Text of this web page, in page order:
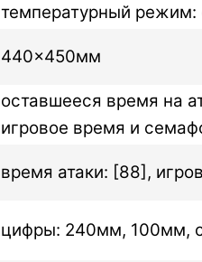
температурный режим:
440×450мм
оставшееся время на
игровое время и
время атаки: [88],
цифры: 240мм, 100мм,